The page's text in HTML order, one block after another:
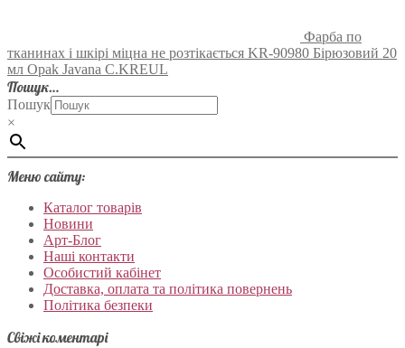
Фарба по
тканинах і шкірі міцна не розтікається KR-90980 Бірюзовий 20
мл Opak Javana C.KREUL
Пошук…
Пошук
×
Меню сайту:
Каталог товарів
Новини
Арт-Блог
Наші контакти
Особистий кабінет
Доставка, оплата та політика повернень
Політика безпеки
Свіжі коментарі